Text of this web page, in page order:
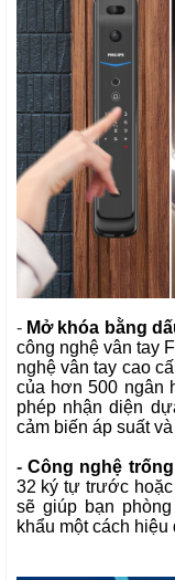
- Mở khóa bằng
công nghệ vân tay
nghệ vân tay cao
của hơn 500 ngân
phép nhận diện
cảm biến áp suất
-Công nghệ
32 ký tự trước
sẽ giúp bạn
khẩu một cách hiệu